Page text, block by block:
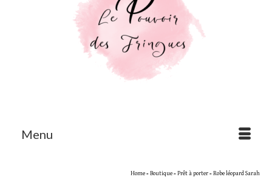
Menu
Home » Boutique » Prêt à porter » Robe léopard Sarah